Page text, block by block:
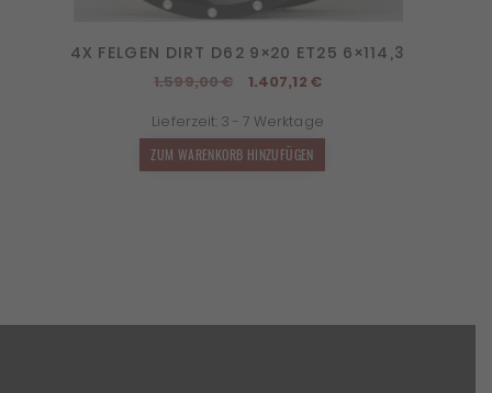
4X FELGEN DIRT D62 9×20 ET25 6×114,3
1.599,00€
Ursprünglicher
war:
1.599,00 €
1.407,12 €Aktueller
ist:
Lieferzeit: 3 - 7 Werktage
ZUM WARENKORB HINZUFÜGEN